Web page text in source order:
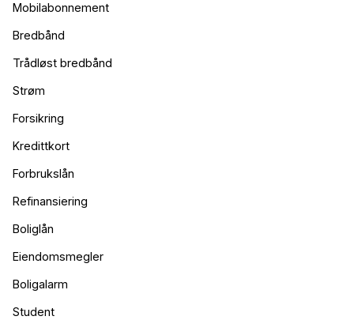
Mobilabonnement
Bredbånd
Trådløst bredbånd
Strøm
Forsikring
Kredittkort
Forbrukslån
Refinansiering
Boliglån
Eiendomsmegler
Boligalarm
Student